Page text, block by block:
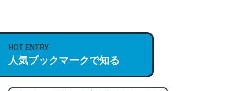
説してる記事が少ないので貴重な良記事。/続編来た
https://isobe324649.hatenablog.com/entry/2023/03/27
/064121
─GPTの仕組みと限界についての考察（１） - conceptualization
HOT ENTRY
人気ブックマークで知る